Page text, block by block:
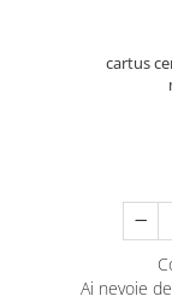
cartus
Ai nevoie